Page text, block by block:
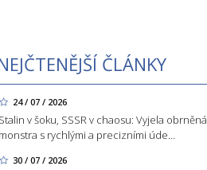
ČLÁNKY
24 / 07 / 2026
Stalin v šoku, SSSR v chaosu: Vyjela obrněná
monstra s rychlými a precizními úde…
30 / 07 / 2026